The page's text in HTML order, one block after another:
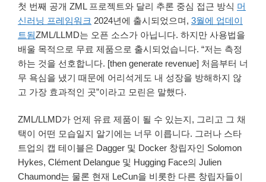
첫 번째 공개 ZML 프로젝트와 달리 추론 중심 접근 방식 머
신러닝 프레임워크 2024년에 출시되었으며, 3월에 업데이
트됨ZML/LLMD는 오픈 소스가 아닙니다. 하지만 사용법을
배울 목적으로 무료 제품으로 출시되었습니다. “저는 측정
하는 것을 선호합니다. [then generate revenue] 처음부터 너
무 욕심을 냈기 때문에 어리석게도 내 성장을 방해하지 않
고 가장 효과적인 곳”이라고 모린은 말했다.
ZML/LLMD가 언제 유료 제품이 될 수 있는지, 그리고 그 채
택이 어떤 모습일지 알기에는 너무 이릅니다. 그러나 스타
트업의 캡 테이블은 Dagger 및 Docker 창립자인 Solomon
Hykes, Clément Delangue 및 Hugging Face의 Julien
Chaumond는 물론 현재 LeCun을 비롯한 다른 창립자들이